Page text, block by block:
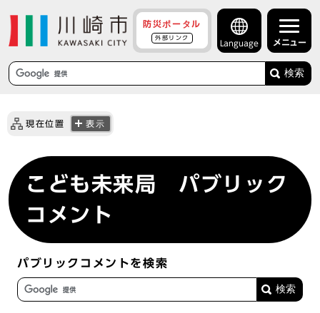
防災ポータル
外部リンク
Language メニュー
検索
現在位置 表示
こども未来局 パブリック
コメント
パブリックコメントを検索